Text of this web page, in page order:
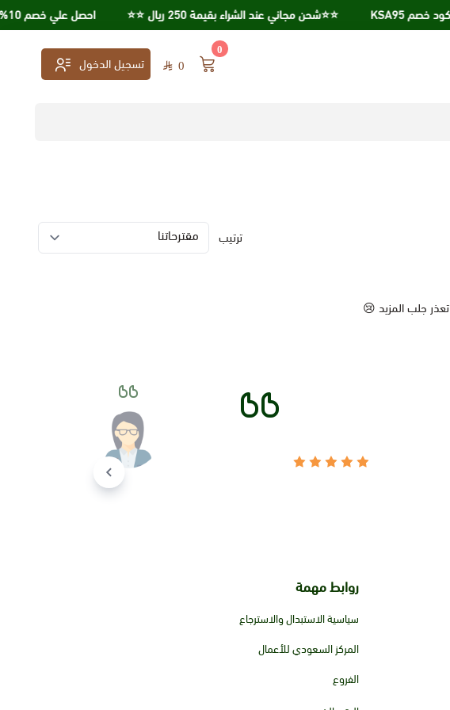
⭐️⭐️شحن مجاني عند الشراء بقيمة 250 ريال ⭐️⭐️ احصل علي خصم 10% عند استخدامك كود خصم KSA95
0
0 تسجيل الدخول
ترتيب
تعذر جلب المزيد 😢
روابط مهمة
سياسية الاستبدال والاسترجاع
المركز السعودي للأعمال
الفروع